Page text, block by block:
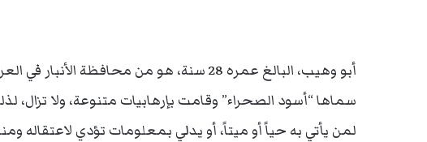
أبو وهيب، البالغ عمره 28 سنة، هو من
سماها “أسود الصحراء” وقامت بإرهابيات متنوعة، ولا
لمن يأتي به حياً أو ميتاً، أو يدلي بمعلومات تؤدي